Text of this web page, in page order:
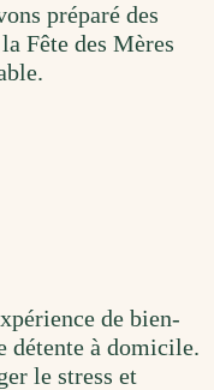
préparé des
Fête des Mères
de bien-
détente à domicile.
le stress et